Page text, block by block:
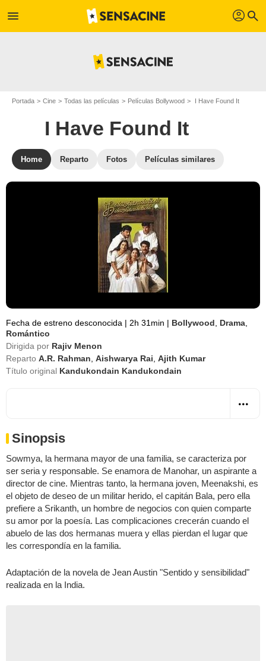
menu profil search
Portada Cine Todas las películas Películas Bollywood I Have Found It
I Have Found It
Home Reparto Fotos Películas similares
Fecha de estreno desconocida | 2h 31min | Bollywood Drama
Romántico
Dirigida por Rajiv Menon
Reparto A.R. Rahman Aishwarya Rai Ajith Kumar
Título original Kandukondain Kandukondain
Sinopsis
Sowmya, la hermana mayor de una familia, se caracteriza por
ser seria y responsable. Se enamora de Manohar, un aspirante a
director de cine. Mientras tanto, la hermana joven, Meenakshi, es
el objeto de deseo de un militar herido, el capitán Bala, pero ella
prefiere a Srikanth, un hombre de negocios con quien comparte
su amor por la poesía. Las complicaciones crecerán cuando el
abuelo de las dos hermanas muera y ellas pierdan el lugar que
les correspondía en la familia.
Adaptación de la novela de Jean Austin "Sentido y sensibilidad"
realizada en la India.